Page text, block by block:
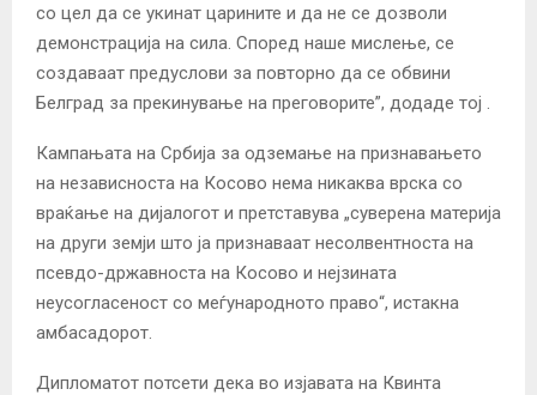
со цел да се укинат царините и да не се дозволи
демонстрација на сила. Според наше мислење, се
создаваат предуслови за повторно да се обвини
Белград за прекинување на преговорите”, додаде тој .
Кампањата на Србија за одземање на признавањето
на независноста на Косово нема никаква врска со
враќање на дијалогот и претставува „суверена материја
на други земји што ја признаваат несолвентноста на
псевдо-државноста на Косово и нејзината
неусогласеност со меѓународното право“, истакна
амбасадорот.
Дипломатот потсети дека во изјавата на Квинта